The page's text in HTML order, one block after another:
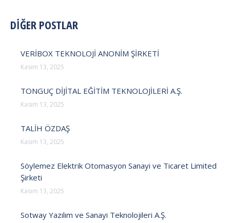
POST
DİĞER POSTLAR
VERİBOX TEKNOLOJİ ANONİM ŞİRKETİ
Kasım 13, 2025
TONGUÇ DİJİTAL EĞİTİM TEKNOLOJİLERİ A.Ş.
Kasım 13, 2025
TALİH ÖZDAŞ
Kasım 13, 2025
Söylemez Elektrik Otomasyon Sanayi ve Ticaret Limited
Şirketi
Kasım 13, 2025
Sotway Yazılım ve Sanayi Teknolojileri A.Ş.